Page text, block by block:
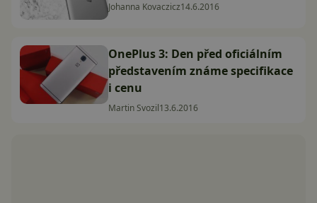
Johanna Kovaczicz14.6.2016
OnePlus 3: Den před oficiálním
představením známe specifikace
i cenu
Martin Svozil13.6.2016